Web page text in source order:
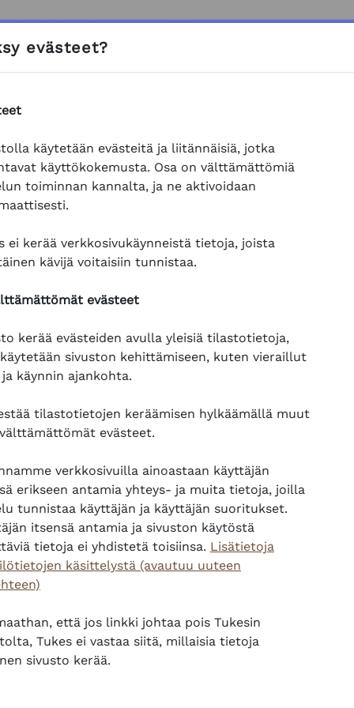
TUKI JA OHJEET
keskiviikko
ke torstai
to perjantai
pe
tapahtumia, keskiviikko 1. lokakuutaEi tapahtumia, torstai 2. lokakuuta
lokakuuta
tapahtumia, keskiviikko 8. lokakuuta
Ei tapahtumia, torstai 9. lokakuuta
9 Ei tapahtumia,
lokakuuta
tapahtumia, keskiviikko 15. lokakuuta
Ei tapahtumia, torstai 16. lokakuuta
evästeet?
käytetään evästeitä ja liitännäisiä, jotka
käyttökokemusta. Osa on välttämättömiä
toiminnan kannalta, ja ne aktivoidaan
ei kerää verkkosivukäynneistä tietoja, joista
kävijä voitaisiin tunnistaa.
evästeet
kerää evästeiden avulla yleisiä tilastotietoja,
sivuston kehittämiseen, kuten vieraillut
käynnin ajankohta.
tilastotietojen keräämisen hylkäämällä muut
evästeet.
verkkosivuilla ainoastaan käyttäjän
erikseen antamia yhteys- ja muita tietoja, joilla
tunnistaa käyttäjän ja käyttäjän suoritukset.
itsensä antamia ja sivuston käytöstä
tietoja ei yhdistetä toisiinsa. Lisätietoja
käsittelystä (avautuu uuteen
että jos linkki johtaa pois Tukesin
Tukes ei vastaa siitä, millaisia tietoja
sivusto kerää.